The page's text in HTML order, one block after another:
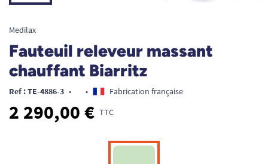
Medilax
Fauteuil releveur massant
chauffant Biarritz
Ref : TE-4886-3 • • Fabrication française
2 290,00 € TTC